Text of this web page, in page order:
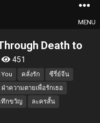
MENU
Death to
451
คลั่งรัก
ซีรี่ย์จีน
ฝ่าความตายเพื่อรักเธอ
ทึกขวัญ ละครสั้น